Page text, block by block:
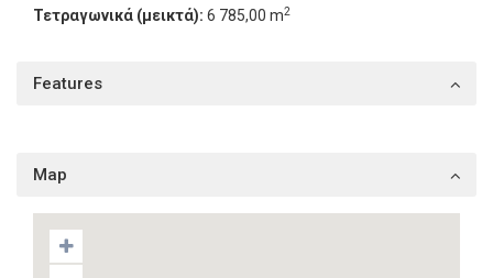
Τετραγωνικά (μεικτά): 6 785,00 m2
Features
Map